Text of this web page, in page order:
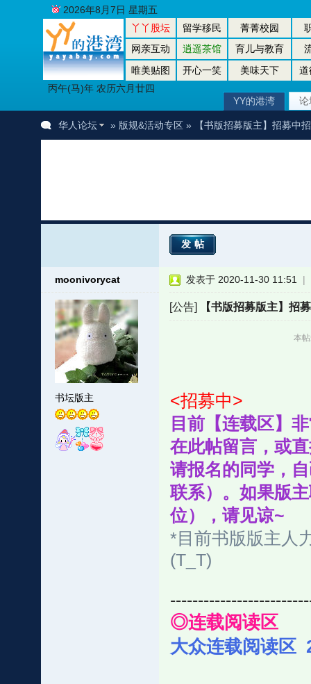
丫丫股坛 留学移民 菁菁校园
网亲互动
逍遥茶馆 育儿与教育
唯美贴图
开心一笑 美味天下
道
丙午(马)年 农历六月廿四
2026年8月7日 星期五
YY的港湾 论
华人论坛 » 版规&活动专区» 【书版招募版主】招募中
发帖
moonivorycat
书坛版主
发表于 2020-11-30 11:51 |
者
[公告]【书版招募版主】招
本
<招募中>
目前【连载区】
在此帖留言，或
请报名的同学，
联系）。如果版
位），请见谅~
*目前书版版主人
(T_T)
◎连载阅读区
大众连载阅读区